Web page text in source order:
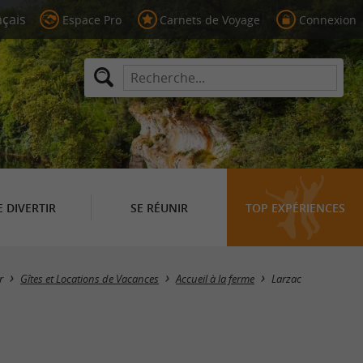
Espace Pro Carnets de Voyage Connexion
DIVERTIR SE RÉUNIR TOP EXPÉRIENCES
Masquer la carte
Gîtes et Locations de Vacances Accueil à la ferme Larzac